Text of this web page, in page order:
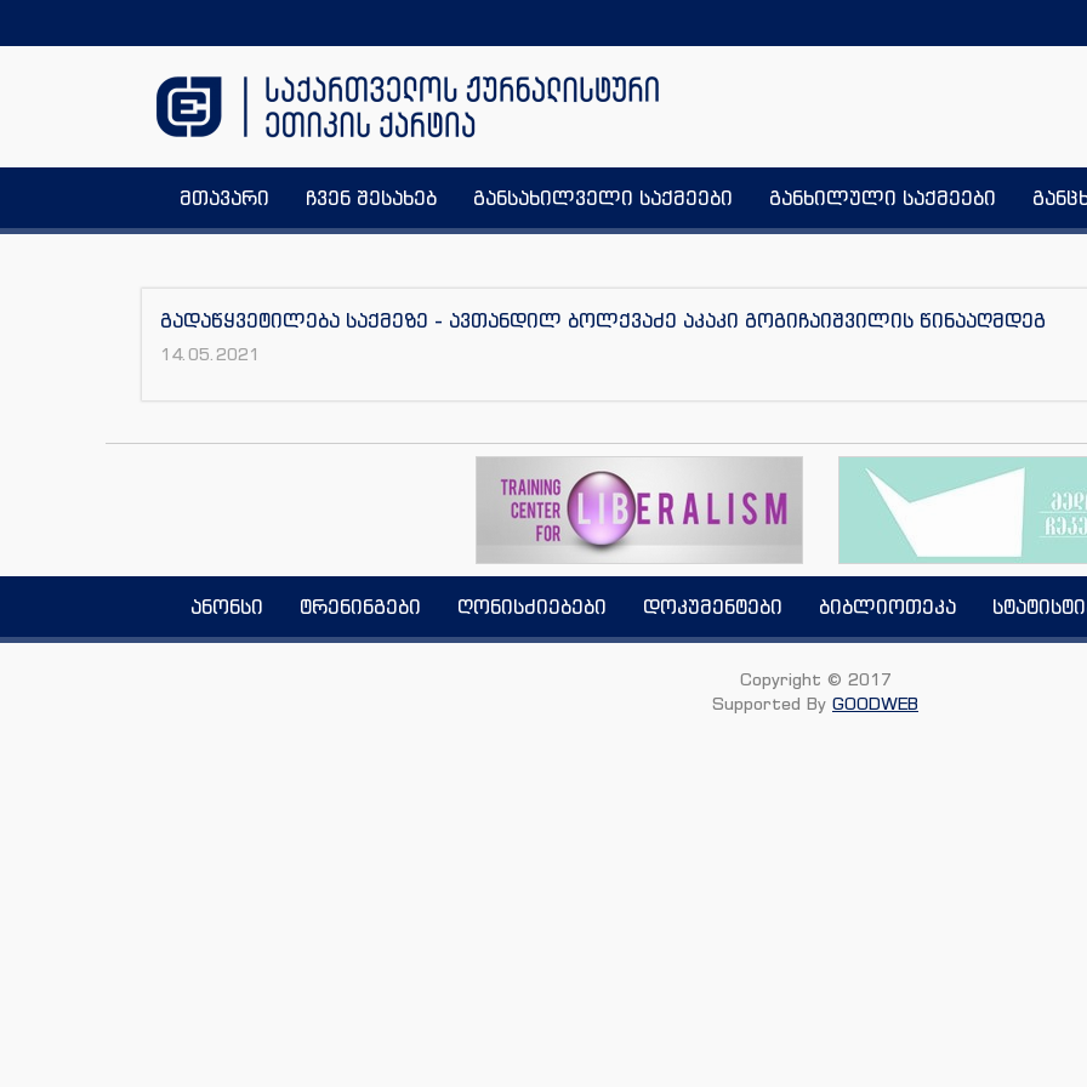
მთავარი ჩვენ შესახებ განსახილველი საქმეები განხილული საქმეები
გადაწყვეტილება საქმეზე - ავთანდილ ბოლქვაძე აკაკი გოგიჩაიშვილის წინააღმდეგ
14.05.2021
ანონსი ტრენინგები ღონისძიებები დოკუმენტები ბიბლიოთეკა
Copyright © 2017
Supported By GOODWEB